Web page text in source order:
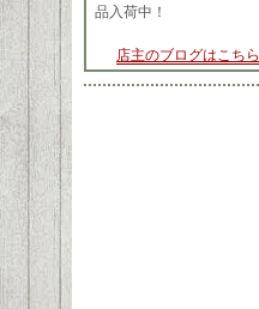
品入荷中！
店主のブログはこちら